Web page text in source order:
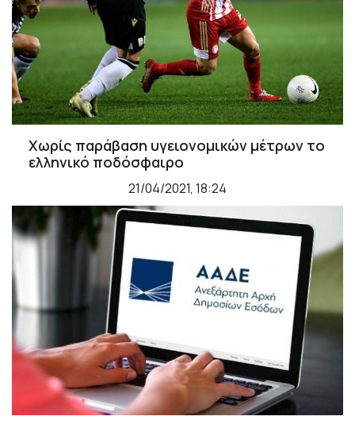
Χωρίς παράβαση υγειονομικών μέτρων το
ελληνικό ποδόσφαιρο
21/04/2021, 18:24